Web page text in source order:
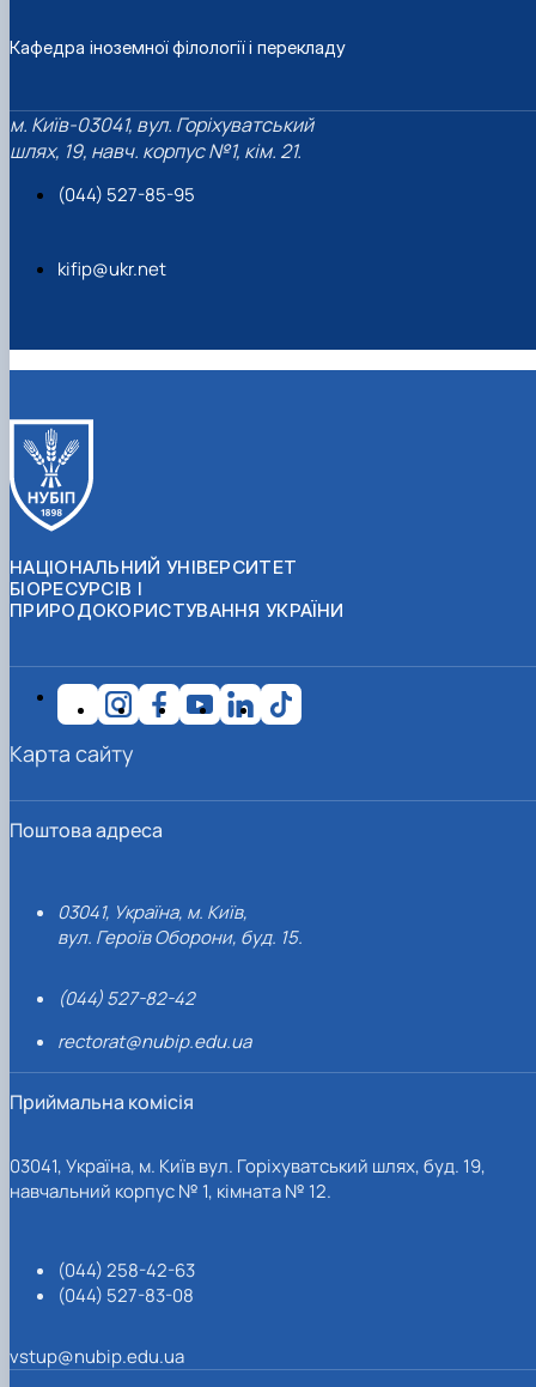
Кафедра іноземної філології і перекладу
м. Київ-03041, вул. Горіхуватський
шлях, 19, навч. корпус №1, кім. 21.
(044) 527-85-95
kifip@ukr.net
НАЦІОНАЛЬНИЙ УНІВЕРСИТЕТ
БІОРЕСУРСІВ І
ПРИРОДОКОРИСТУВАННЯ УКРАЇНИ
Поштова адреса
03041, Україна, м. Київ,
вул. Героїв Оборони, буд. 15.
(044) 527-82-42
rectorat@nubip.edu.ua
Приймальна комісія
03041, Україна, м. Київ вул. Горіхуватський шлях, буд. 19,
навчальний корпус № 1, кімната № 12.
(044) 258-42-63
(044) 527-83-08
vstup@nubip.edu.ua
Карта сайту